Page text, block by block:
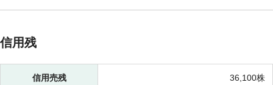
信用残
信用売残
36,100株